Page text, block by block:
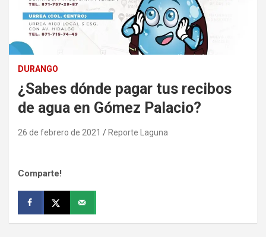
DURANGO
¿Sabes dónde pagar tus recibos
de agua en Gómez Palacio?
26 de febrero de 2021 Reporte Laguna
Comparte!